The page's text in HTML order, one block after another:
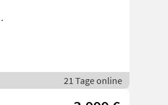
21 Tage online